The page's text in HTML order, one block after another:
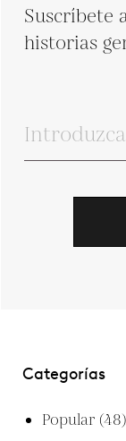
Suscríbete
historias
Categorías
Popular (48)